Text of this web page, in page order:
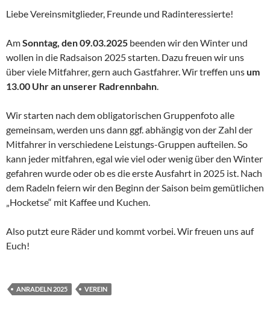
Liebe Vereinsmitglieder, Freunde und Radinteressierte!
AmSonntag, den 09.03.2025 beenden wir den Winter und
wollen in die Radsaison 2025 starten. Dazu freuen wir uns
über viele Mitfahrer, gern auch Gastfahrer. Wir treffen unsum
13.00 Uhr an unserer Radrennbahn.
Wir starten nach dem obligatorischen Gruppenfoto alle
gemeinsam, werden uns dann ggf. abhängig von der Zahl der
Mitfahrer in verschiedene Leistungs-Gruppen aufteilen. So
kann jeder mitfahren, egal wie viel oder wenig über den Winter
gefahren wurde oder ob es die erste Ausfahrt in 2025 ist. Nach
dem Radeln feiern wir den Beginn der Saison beim gemütlichen
„Hocketse“ mit Kaffee und Kuchen.
Also putzt eure Räder und kommt vorbei. Wir freuen uns auf
Euch!
ANRADELN 2025 VEREIN